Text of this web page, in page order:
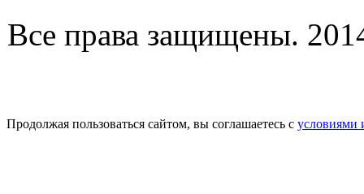
Все права защищены.
Продолжая пользоваться сайтом, вы соглашаетесь с условиями